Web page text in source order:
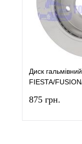
У вибране
Диск
FIESTA/
875 грн.